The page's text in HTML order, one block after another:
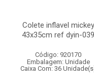
Colete inflavel mickey
43x35cm ref dyin-039
Código: 920170
Embalagem: Unidade
Caixa Com: 36